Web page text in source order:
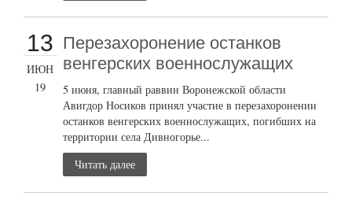
13
ИЮН
19
Перезахоронение останков
венгерских военнослужащих
5 июня, главный раввин Воронежской области
Авигдор Носиков принял участие в перезахоронении
останков венгерских военнослужащих, погибших на
территории села Дивногорье...
Читать далее